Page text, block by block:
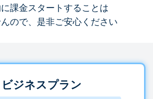
課金スタートすることは
ので、是非ご安心ください
ビジネスプラン